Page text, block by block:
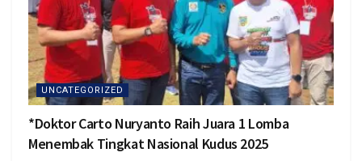
UNCATEGORIZED
*Doktor Carto Nuryanto Raih Juara 1 Lomba
Menembak Tingkat Nasional Kudus 2025